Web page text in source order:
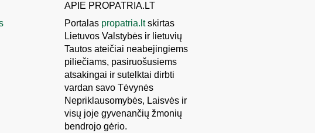
APIE PROPATRIA.LT
Portalas propatria.ltskirtas
Lietuvos Valstybės ir lietuvių
Tautos ateičiai neabejingiems
piliečiams, pasiruošusiems
atsakingai ir sutelktai dirbti
vardan savo Tėvynės
Nepriklausomybės, Laisvės ir
visų joje gyvenančių žmonių
bendrojo gėrio.